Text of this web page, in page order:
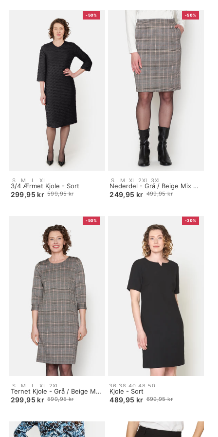
-50%
3/4 Ærmet Kjole - Sort
299,95 kr
Old
599,95 kr
Size:
S
selected
S M L XL
-50%
Nederdel - Grå / Beige Mix -
Ternet
249,95 kr
Old
499,95 kr
Size:
S
selected
S M XL 2XL 3XL
-50%
Ternet Kjole - Grå / Beige Mix
- Ternet
299,95 kr
Old
599,95 kr
Size:
S
selected
S M L XL 2XL
-30%
Kjole - Sort
489,95 kr
Old
699,95 kr
Size:
34
selected
36 38 40 48 50